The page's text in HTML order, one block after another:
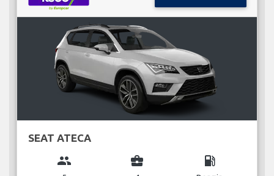
SEAT ATECA
group business_center local_gas_station